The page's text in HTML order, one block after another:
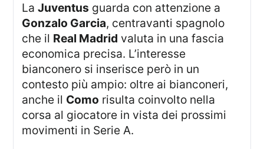
LaJuventus guarda con attenzione a
Gonzalo Garcia, centravanti spagnolo
che il Real Madrid valuta in una fascia
economica precisa. L’interesse
bianconero si inserisce però in un
contesto più ampio: oltre ai bianconeri,
anche il Como risulta coinvolto nella
corsa al giocatore in vista dei prossimi
movimenti in Serie A.